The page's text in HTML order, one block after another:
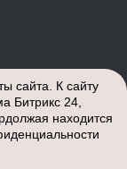
ИП и ООО
и Московская
Белгород,
Казань, Уфа,
сайта. К сайту
Битрикс 24,
находится